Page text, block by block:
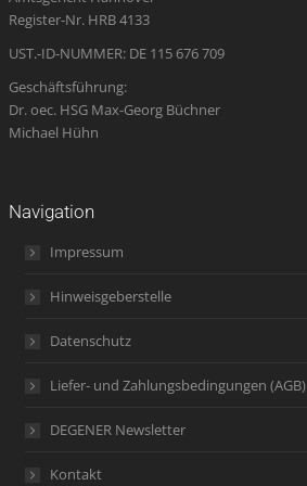
Register-Nr. HRB 4133
UST.-ID-NUMMER: DE 115 676 709
Geschäftsführung:
Dr. oec. HSG Max-Georg Büchner
Michael Hühn
Navigation
Impressum
Hinweisgeberstelle
Datenschutz
Liefer- und Zahlungsbedingungen (AGB)
DEGENER Newsletter
Kontakt